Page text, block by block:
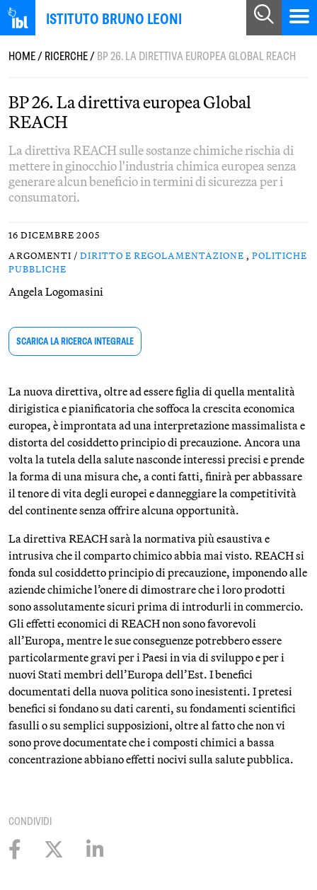
ISTITUTO BRUNO LEONI
HOME/RICERCHE/BP 26. LA DIRETTIVA EUROPEA GLOBAL REACH
BP 26. La direttiva europea Global
REACH
La direttiva REACH sulle sostanze chimiche rischia di
mettere in ginocchio l'industria chimica europea senza
generare alcun beneficio in termini di sicurezza per i
consumatori.
16 DICEMBRE 2005
ARGOMENTI / DIRITTO E REGOLAMENTAZIONE , POLITICHE
PUBBLICHE
Angela Logomasini
SCARICA LA RICERCA INTEGRALE
La nuova direttiva, oltre ad essere figlia di quella mentalità
dirigistica e pianificatoria che soffoca la crescita economica
europea, è improntata ad una interpretazione massimalista e
distorta del cosiddetto principio di precauzione. Ancora una
volta la tutela della salute nasconde interessi precisi e prende
la forma di una misura che, a conti fatti, finirà per abbassare
il tenore di vita degli europei e danneggiare la competitività
del continente senza offrire alcuna opportunità.
La direttiva REACH sarà la normativa più esaustiva e
intrusiva che il comparto chimico abbia mai visto. REACH si
fonda sul cosiddetto principio di precauzione, imponendo alle
aziende chimiche l’onere di dimostrare che i loro prodotti
sono assolutamente sicuri prima di introdurli in commercio.
Gli effetti economici di REACH non sono favorevoli
all’Europa, mentre le sue conseguenze potrebbero essere
particolarmente gravi per i Paesi in via di sviluppo e per i
nuovi Stati membri dell’Europa dell’Est. I benefici
documentati della nuova politica sono inesistenti. I pretesi
benefici si fondano su dati carenti, su fondamenti scientifici
fasulli o su semplici supposizioni, oltre al fatto che non vi
sono prove documentate che i composti chimici a bassa
concentrazione abbiano effetti nocivi sulla salute pubblica.
CONDIVIDI